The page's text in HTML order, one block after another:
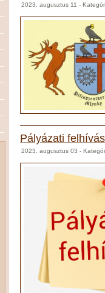
2023. augusztus 11 -
Pályázati
2023. augusztus 03 -